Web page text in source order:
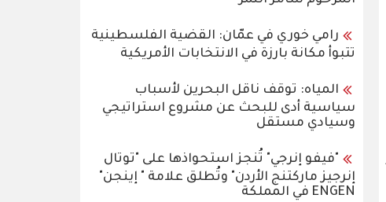
رامي خوري في عمّان: القضية الفلسطينية
تتبوأ مكانة بارزة في الانتخابات الأمريكية
المياه: توقف ناقل البحرين لأسباب
سياسية أدى للبحث عن مشروع استراتيجي
وسيادي مستقل
"فيفو إنرجي" تُنجز استحواذها على "توتال
إنرجيز ماركتنج الأردن" وتُطلق علامة " إينجن"
ENGEN في المملكة